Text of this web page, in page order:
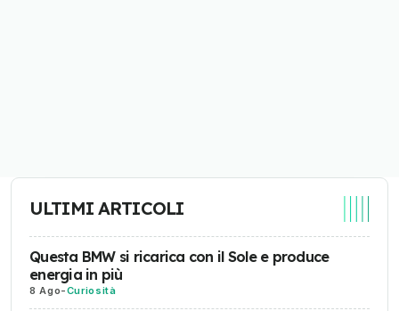
ULTIMI ARTICOLI
Questa BMW si ricarica con il Sole e produce
energia in più
8 Ago-Curiosità